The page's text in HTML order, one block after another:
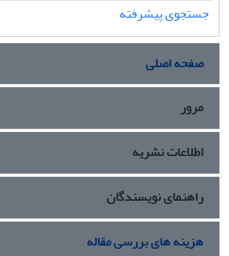
جستجوی پیشرفته
صفحه اصلی
مرور
اطلاعات نشریه
راهنمای نویسندگان
هزینه های بررسی مقاله